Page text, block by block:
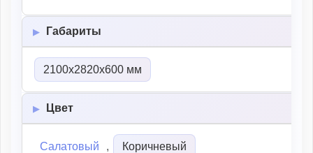
Габариты
2100х2820х600 мм
Цвет
Салатовый , Коричневый